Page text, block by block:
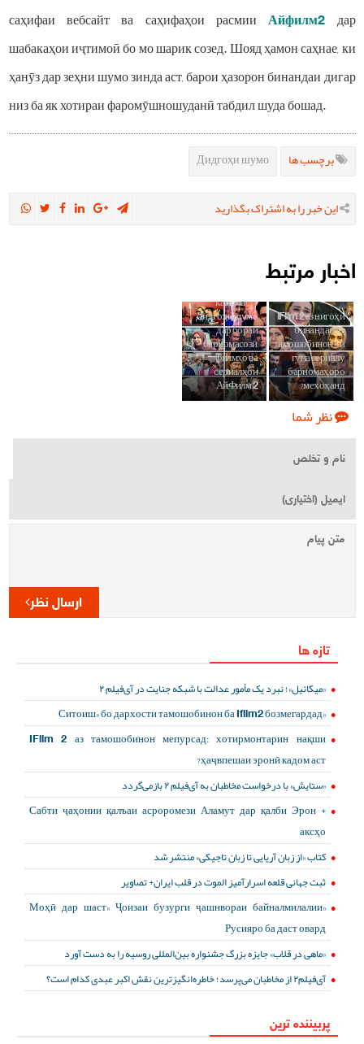
саҳифаи вебсайт ва саҳифаҳои расмииАйфилм2 дар
шабакаҳои иҷтимоӣ бо мо шарик созед. Шояд ҳамон саҳнае, ки
ҳанӯз дар зеҳни шумо зинда аст, барои ҳазорон бинандаи дигар
низ ба як хотираи фаромӯшношуданӣ табдил шуда бошад.
برچسب ها Дидгоҳи шумо
این خبر را به اشتراک بگذارید
اخبار مرتبط
iFilm 2 аз нигоҳи
бинандагон;
тамошобинон чӣ
гуна сериалу
барномаҳоро
мехоҳанд?
кадомаст?
Дидгоҳи шумо
дар бораи
барномасозӣ,
филмҳо ва
сериалҳои
АйФилм 2
نظر شما
ارسال نظر
تازه ها
«میکائیل»؛ نبرد یک مأمور عدالت با شبکه جنایت در آی‌فیلم ۲
«Ситоиш» бо дархости тамошобинон ба Ifilm2 бозмегардад
IFilm 2 аз тамошобинон мепурсад: хотирмонтарин нақши
ҳаҷвпешаи эронӣ кадом аст?
«ستایش» با درخواست مخاطبان به آی‌فیلم ۲ بازمی‌گردد
Сабти ҷаҳонии қалъаи асроромези Аламут дар қалби Эрон +
аксҳо
کتاب «از زبان آریایی تا زبان تاجیکی» منتشر شد
ثبت جهانی قلعه اسرارآمیز الموت در قلب ایران+ تصاویر
«Моҳӣ дар шаст» Ҷоизаи бузурги ҷашнвораи байналмилалии
Русияро ба даст овард
«ماهی در قلاب» جایزه بزرگ جشنواره بین‌المللی روسیه را به دست آورد
آی‌فیلم۲ از مخاطبان می‌پرسد؛ خاطره‌انگیزترین نقش اکبر عبدی کدام است؟
پربیننده ترین